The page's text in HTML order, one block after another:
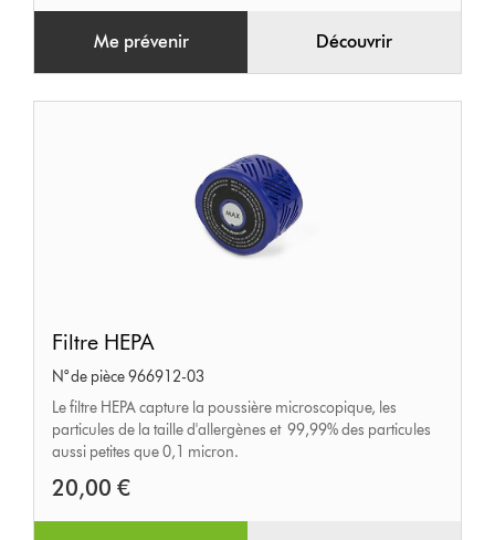
Me prévenir Découvrir
HEPA
Filtre HEPA
N° de pièce 966912-03
Le filtre HEPA capture la poussière microscopique, les
particules de la taille d'allergènes et 99,99% des particules
aussi petites que 0,1 micron.
20,00 €